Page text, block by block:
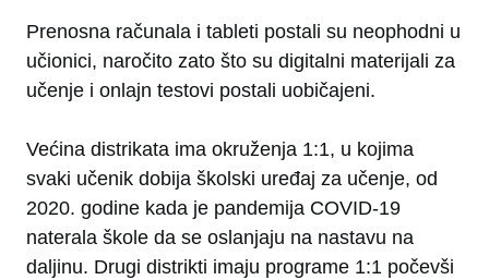
Prenosna računala i tableti postali su neophodni u
učionici, naročito zato što su digitalni materijali za
učenje i onlajn testovi postali uobičajeni.
Većina distrikata ima okruženja 1:1, u kojima
svaki učenik dobija školski uređaj za učenje, od
2020. godine kada je pandemija COVID-19
naterala škole da se oslanjaju na nastavu na
daljinu. Drugi distrikti imaju programe 1:1 počevši